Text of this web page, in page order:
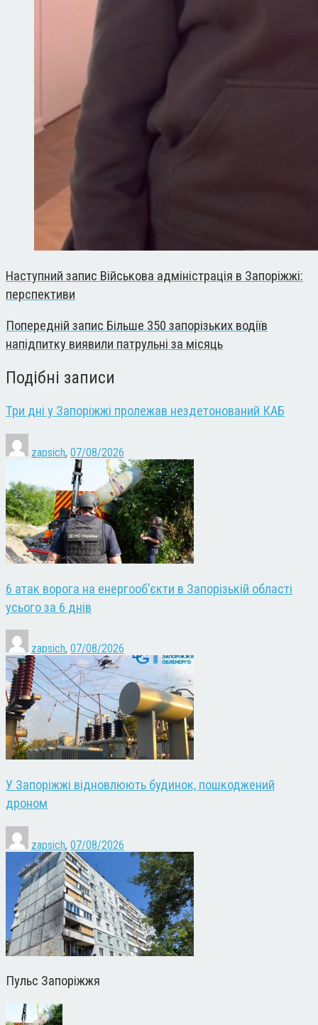
Наступний запис Військова адміністрація в Запоріжжі:
перспективи
Попередній запис Більше 350 запорізьких водіїв
напідпитку виявили патрульні за місяць
Подібні записи
Три дні у Запоріжжі пролежав нездетонований КАБ
zapsich, 07/08/2026
6 атак ворога на енергооб’єкти в Запорізькій області
усього за 6 днів
zapsich, 07/08/2026
У Запоріжжі відновлюють будинок, пошкоджений
дроном
zapsich, 07/08/2026
Пульс Запоріжжя